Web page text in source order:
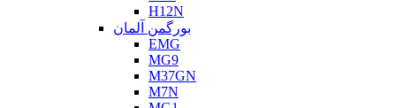
H12N
بورگمن آلمان
EMG
MG9
M37GN
M7N